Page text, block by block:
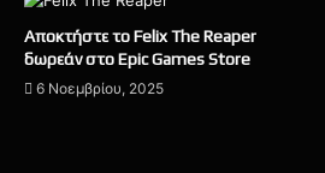
Αποκτήστε το Felix The Reaper
δωρεάν στο Epic Games Store
6 Νοεμβρίου, 2025